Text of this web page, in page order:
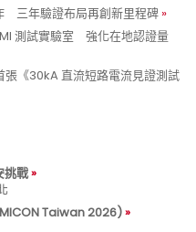
三年驗證布局再創新里程碑
測試實驗室 強化在地認證量
《30kA 直流短路電流見證測試
挑戰
Taiwan 2026)